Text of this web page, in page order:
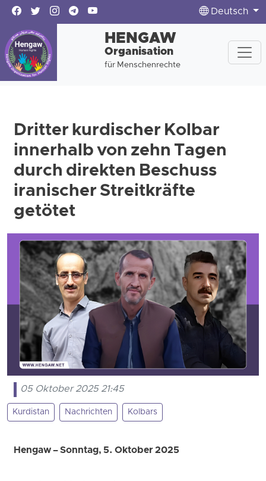
Deutsch
HENGAW
Organisation
für Menschenrechte
Dritter kurdischer Kolbar
innerhalb von zehn Tagen
durch direkten Beschuss
iranischer Streitkräfte
getötet
05 Oktober 2025 21:45
Kurdistan Nachrichten Kolbars
Hengaw – Sonntag, 5. Oktober 2025